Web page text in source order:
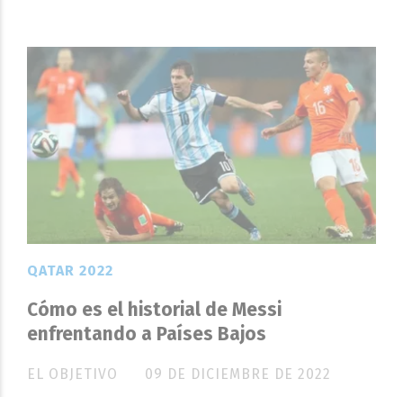
Cómo es el historial de Messi
enfrentando a Países Bajos
EL OBJETIVO
QATAR 2022
09 DE DICIEMBRE DE 2022